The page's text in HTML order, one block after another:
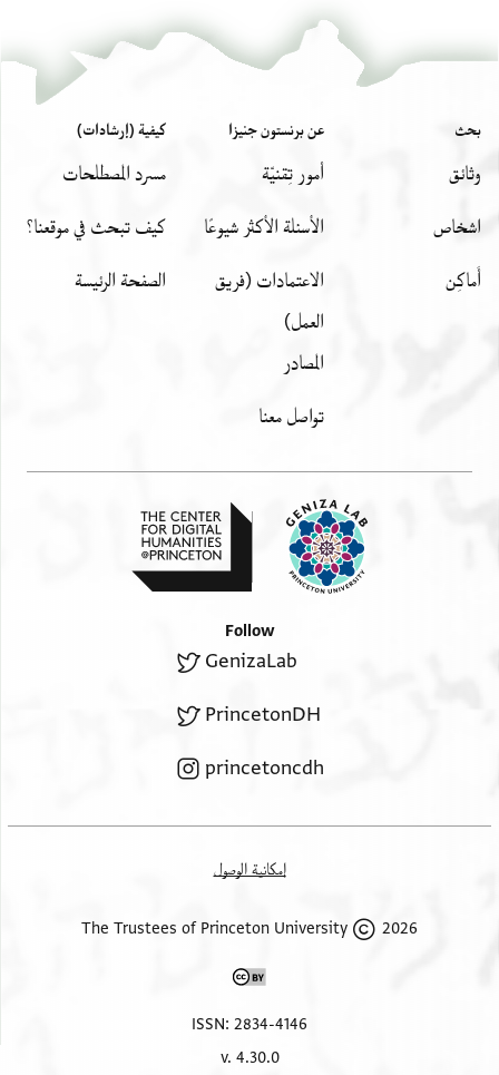
بحث
وثائق
اشخاص
أَماكِن
عن برنستون جنيزا
أمور تِقنيّة
الأسئلة الأكثر شيوعًا
الاعتمادات (فريق
العمل)
المصادر
تواصل معنا
كيفية (إرشادات)
مسرد المصطلحات
كيف تبحث في موقعنا؟
الصفحة الرئيسة
Follow
GenizaLab
PrincetonDH
princetoncdh
إمكانية الوصول
2026 The Trustees of Princeton University
ISSN: 2834-4146
v. 4.30.0